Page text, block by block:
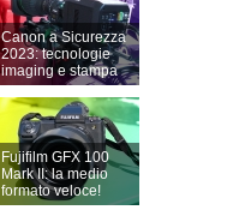
Canon a Sicurezza
2023: tecnologie
imaging e stampa
Fujifilm GFX 100
Mark II: la medio
formato veloce!